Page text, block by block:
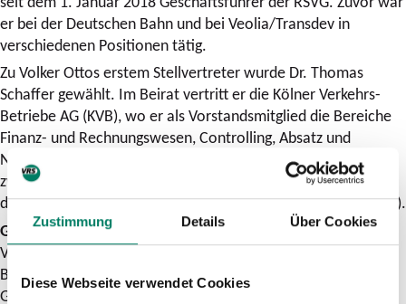
Zustimmung Details Über Cookies
Diese Webseite verwendet Cookies
er bei der Deutschen Bahn und bei Veolia/Transdev in
verschiedenen Positionen tätig.
Zu Volker Ottos erstem Stellvertreter wurde Dr. Thomas
Schaffer gewählt. Im Beirat vertritt er die Kölner Verkehrs-
Betriebe AG (KVB), wo er als Vorstandsmitglied die Bereiche
Finanz- und Rechnungswesen, Controlling, Absatz und
Nahverkehrsmanagement verantwortet. Der Posten des
zweiten Stellvertreters ging wieder an Anno Schichler-Koep,
den Geschäftsführer der Stadtverkehr Euskirchen GmbH (SVE).
Großer Dank an Vorgänger Eugen Puderbach
Volker Otto folgt auf Eugen Puderbach. Der langjährige
Beirats-Vorsitzende scheidet zum Jahresende als
Geschäftsführer der Regionalverkehr Köln GmbH (RVK) aus.